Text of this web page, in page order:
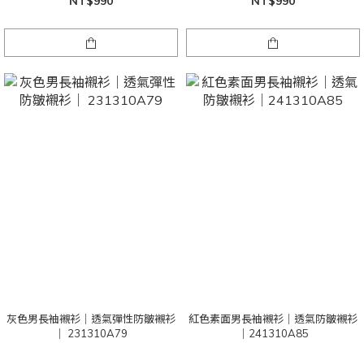
灰色男長袖襯衫｜透氣彈性防皺襯衫
｜ 231310A79
紅色素面男長袖襯衫｜透氣防皺襯衫
｜241310A85